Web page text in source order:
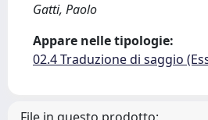
Gatti, Paolo
Appare nelle tipologie:
02.4 Traduzione di saggio